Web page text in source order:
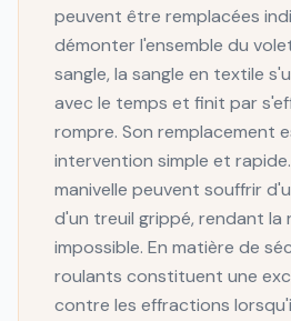
peuvent être remplacées
démonter l'ensemble du
sangle, la sangle en textile
avec le temps et finit par
rompre. Son remplacement
intervention simple et
manivelle peuvent souffrir
d'un treuil grippé, rendant la
impossible. En matière de
roulants constituent une
contre les effractions